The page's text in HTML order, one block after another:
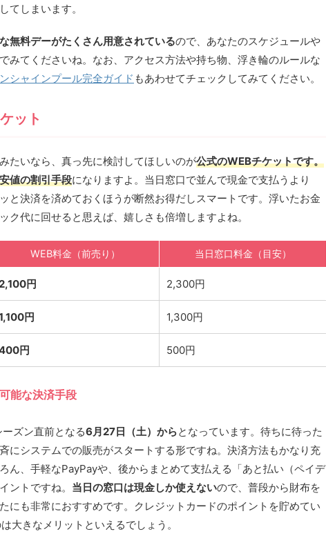
てしまいます。
無料デーがたくさん用意されているので、あなたのスケジュールや
みてくださいね。なお、アクセス方法や持ち物、浮き輪のルールな
シャインプール完全ガイド もあわせてチェックしてみてください。
ット
たいなら、真っ先に検討してほしいのが公式のWEBチケットです。
値の割引手段になりますよ。当日窓口で並んで現金で支払うより
と決済を済めておくほうが断然お得だしスマートです。浮いたお金
ク代に回せると思えば、嬉しさも倍増しますよね。
WEB料金（前売り） 当日窓口料金（目安）
円 2,300円
円 1,300円
円 500円
能な決済手段
ズン直前となる6月27日（土）からとなっています。待ちに待った
にシステムでの販売がスタートする形ですね。決済方法もかなり充
ん、手軽なPayPayや、後からまとめて支払える「あと払い（ペイデ
ントですね。 当日の窓口は現金しか使えないので、普段から財布を
にも非常におすすめです。クレジットカードのポイントを貯めてい
大きなメリットといえるでしょう。